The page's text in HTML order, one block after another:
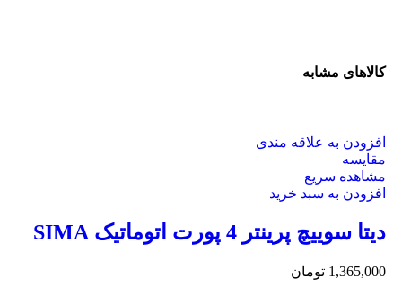
کالاهای مشابه
افزودن به علاقه مندی
مقایسه
مشاهده سریع
افزودن به سبد خرید
دیتا سوییچ پرینتر 4 پورت اتوماتیک SIMA
1,365,000 تومان